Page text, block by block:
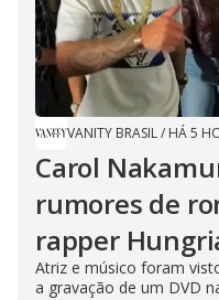
VANITY BRASIL/ HÁ 5
Carol
rumores de
rapper
Atriz e músico foram
a gravação de um DVD